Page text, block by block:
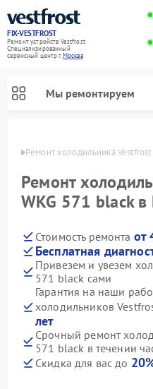
FIX-VESTFROST
Ремонт устройств Vestfrost
Специализированный
cервисный центр г.Москва
Мы ремонтируем
Ремонт холодильника
Ремонт
WKG 571 black
Стоимость ремонта от
Бесплатная
Привезем и увезем
571 black сами
Гарантия на наши
холодильников
лет
Срочный ремонт
571 black в течении
Скидка для вас до